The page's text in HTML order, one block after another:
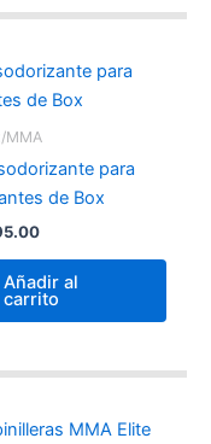
MMA
para
de Box
Añadir al
carrito